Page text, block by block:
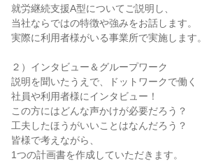
就労継続支援A型についてご説明し、
当社ならではの特徴や強みをお話します。
実際に利用者様がいる事業所で実施します。
２）インタビュー＆グループワーク
説明を聞いたうえで、ドットワークで働く
社員や利用者様にインタビュー！
この方にはどんな声かけが必要だろう？
工夫したほうがいいことはなんだろう？
皆様で考えながら、
1つの計画書を作成していただきます。